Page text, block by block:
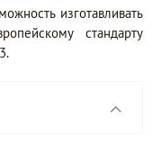
изготавливать
стандарту